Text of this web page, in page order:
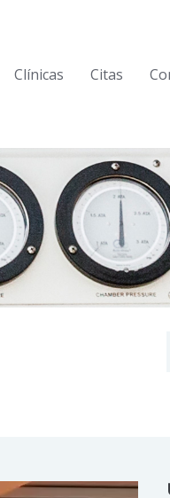
Clínicas Citas